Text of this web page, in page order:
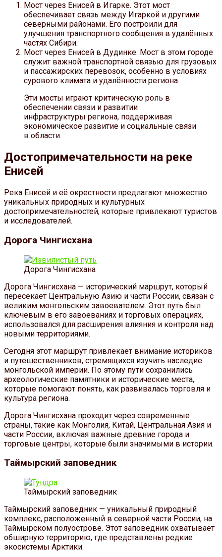
Мост через Енисей в Игарке. Этот мост
обеспечивает связь между Игаркой и другими
северными районами. Его построили для
улучшения транспортного сообщения в удалённых
частях Сибири.
Мост через Енисей в Дудинке. Мост в этом городе
служит важной транспортной связью для грузовых
и пассажирских перевозок, особенно в условиях
сурового климата и удалённости региона.
Эти мосты играют критическую роль в
обеспечении связи и развитии
инфраструктуры региона, поддерживая
экономическое развитие и социальные связи
в области.
Достопримечательности на реке
Енисей
Река Енисей и её окрестности предлагают множество
уникальных природных и культурных
достопримечательностей, которые привлекают туристов
и исследователей.
Дорога Чингисхана
Дорога Чингисхана
Дорога Чингисхана — исторический маршрут, который
пересекает Центральную Азию и части России, связан с
великим монгольским завоевателем. Этот путь был
ключевым в его завоеваниях и торговых операциях,
использовался для расширения влияния и контроля над
новыми территориями.
Сегодня этот маршрут привлекает внимание историков
и путешественников, стремящихся изучить наследие
монгольской империи. По этому пути сохранились
археологические памятники и исторические места,
которые помогают понять, как развивалась торговля и
культура региона.
Дорога Чингисхана проходит через современные
страны, такие как Монголия, Китай, Центральная Азия и
части России, включая важные древние города и
торговые центры, которые были значимыми в истории.
Таймырский заповедник
Таймырский заповедник
Таймырский заповедник — уникальный природный
комплекс, расположенный в северной части России, на
Таймырском полуострове. Этот заповедник охватывает
обширную территорию, где представлены редкие
экосистемы Арктики.